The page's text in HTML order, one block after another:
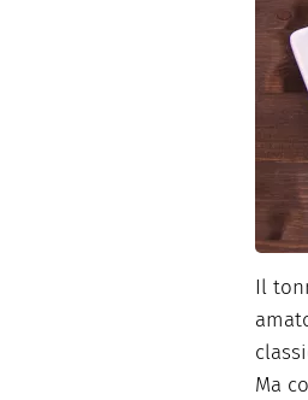
Il
Ma